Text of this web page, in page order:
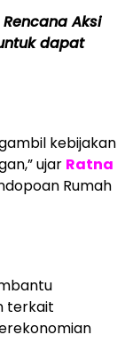
Aksi
dapat
kebijakan
ujar Ratna
Rumah
terkait